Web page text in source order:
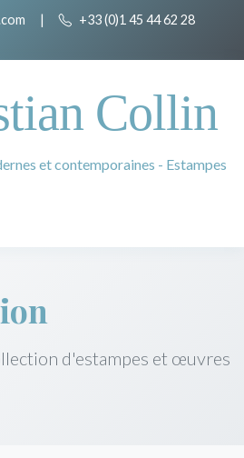
| +33 (0)1 45 44 62 28
Collin
et contemporaines - Estampes
d'estampes et œuvres